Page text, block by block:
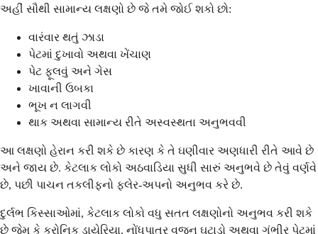
અહીં સૌથી સામાન્ય લક્ષણો છે જે તમે જોઈ શકો છો:
વારંવાર થતું ઝાડા
પેટમાં દુખાવો અથવા ખેંચાણ
પેટ ફૂલવું અને ગેસ
ખાવાની ઉબકા
ભૂખ ન લાગવી
થાક અથવા સામાન્ય રીતે અસ્વસ્થતા અનુભવવી
આ લક્ષણો હેરાન કરી શકે છે કારણ કે તે ઘણીવાર અણધારી રીતે આવે છે
અને જાય છે. કેટલાક લોકો અઠવાડિયા સુધી સારું અનુભવે છે તેવું વર્ણવે
છે, પછી પાચન તકલીફનો ફ્લેર-અપનો અનુભવ કરે છે.
દુર્લભ કિસ્સાઓમાં, કેટલાક લોકો વધુ સતત લક્ષણોનો અનુભવ કરી શકે
છે જેમ કે ક્રોનિક ડાયેરિયા, નોંધપાત્ર વજન ઘટાડો અથવા ગંભીર પેટમાં